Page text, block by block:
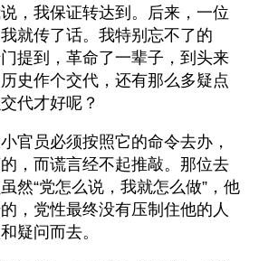
，我保证转达到。后来，一位
就传了话。我特别忘不了的
提到，革命了一辈子，到头来
史作个交代，还有那么多疑点
代才好呢？
官员必须按照它的命令去办，
，而谎言经不起推敲。那位去
然“党怎么说，我就怎么做”，他
，党性最终没有压制住他的人
疑问而去。